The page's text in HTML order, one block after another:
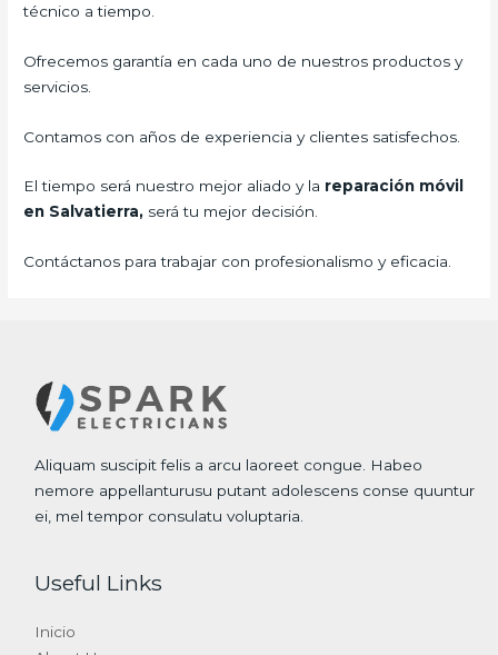
técnico a tiempo.
Ofrecemos garantía en cada uno de nuestros productos y
servicios.
Contamos con años de experiencia y clientes satisfechos.
El tiempo será nuestro mejor aliado y la reparación móvil
en Salvatierra, será tu mejor decisión.
Contáctanos para trabajar con profesionalismo y eficacia.
Aliquam suscipit felis a arcu laoreet congue. Habeo
nemore appellanturusu putant adolescens conse quuntur
ei, mel tempor consulatu voluptaria.
Useful Links
Inicio